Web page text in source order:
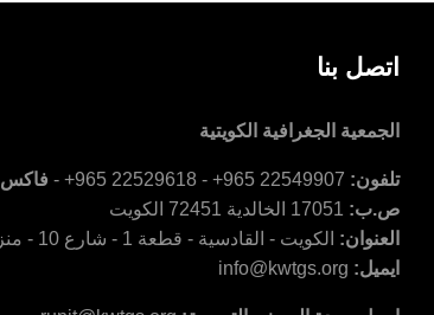
اتصل بنا
الجمعية الجغرافية الكويتية
تلفون:
ص.ب: 17051 الخالدية 72451 الكويت
العنوان: الكويت - القادسية - قطعة 1 - شارع 10 - منزل 9
ايميل: info@kwtgs.org